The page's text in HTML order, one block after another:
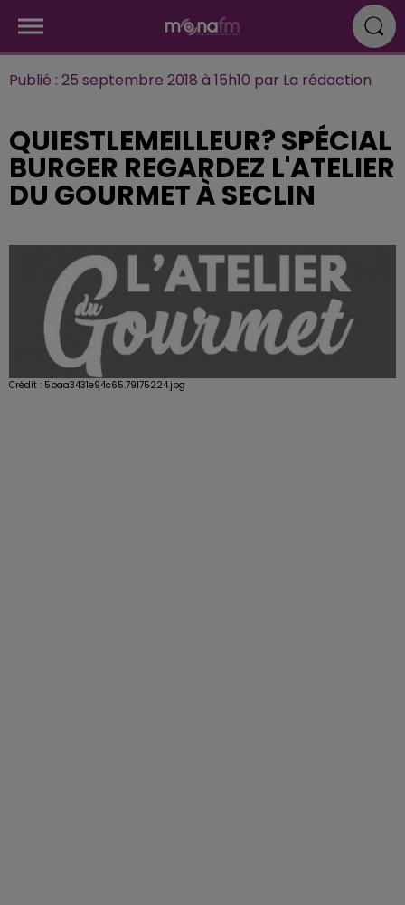
Publié : 25 septembre 2018 à 15h10 par La rédaction
QUIESTLEMEILLEUR? SPÉCIAL
BURGER REGARDEZ L'ATELIER
DU GOURMET À SECLIN
Crédit : 5baa3431e94c65.79175224.jpg